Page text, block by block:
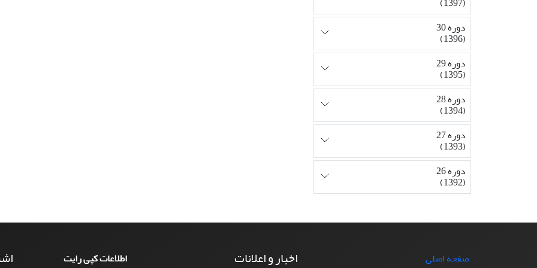
دوره 30
(1396)
دوره 29
(1395)
دوره 28
(1394)
دوره 27
(1393)
دوره 26
(1392)
صفحه اصلی
اخبار و اعلانات اطلاعات کپی رایت